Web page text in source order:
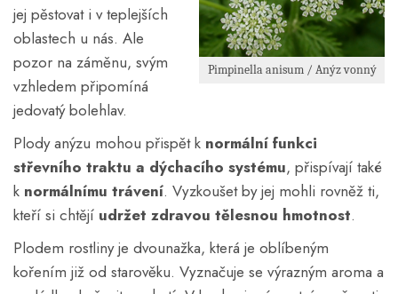
Pimpinella anisum / Anýz vonný
jej pěstovat i v teplejších
oblastech u nás. Ale
pozor na záměnu, svým
vzhledem připomíná
jedovatý bolehlav.
Plody anýzu mohou přispět k normální funkci
střevního traktu a dýchacího systému, přispívají také
k normálnímu trávení. Vyzkoušet by jej mohli rovněž ti,
kteří si chtějí udržet zdravou tělesnou hmotnost.
Plodem rostliny je dvounažka, která je oblíbeným
kořením již od starověku. Vyznačuje se výrazným aroma a